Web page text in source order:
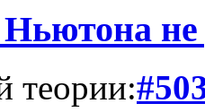
не
теории: